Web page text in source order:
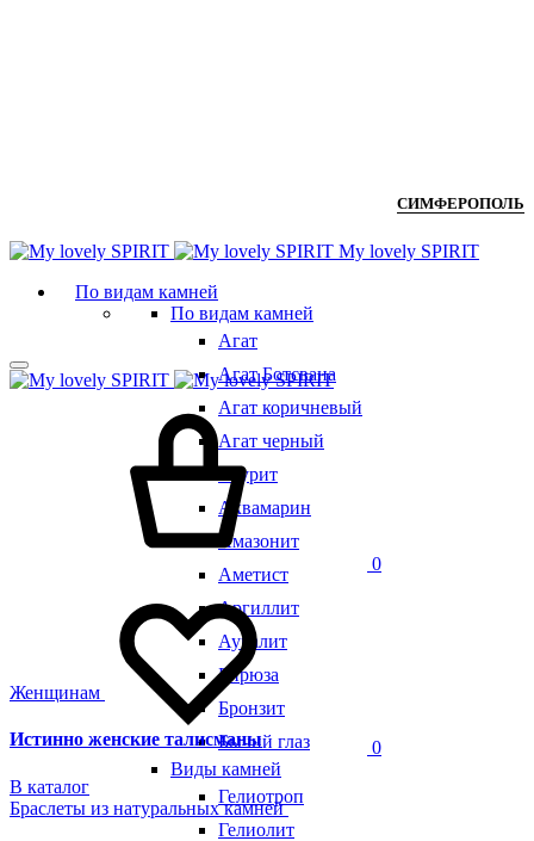
СИМФЕРОПОЛЬ
Мy lovely SPIRIT
По видам камней
По видам камней
Агат
Агат Ботсвана
Агат коричневый
Агат черный
Азурит
Аквамарин
Амазонит
Аметист
Аргиллит
Ауралит
Бирюза
Бронзит
Бычий глаз
Виды камней
Гелиотроп
Гелиолит
0
0
Женщинам
Истинно женские талисманы
В каталог
Браслеты из натуральных камней